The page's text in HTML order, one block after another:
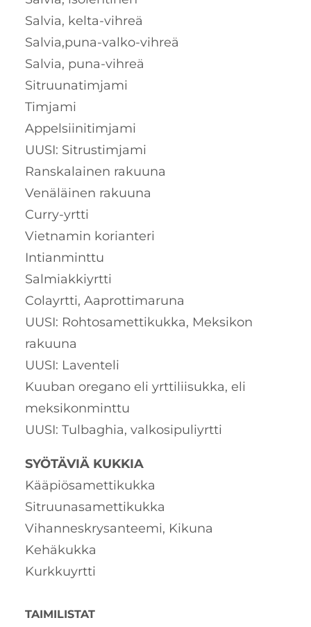
Salvia, kelta-vihreä
Salvia,puna-valko-vihreä
Salvia, puna-vihreä
Sitruunatimjami
Timjami
Appelsiinitimjami
UUSI: Sitrustimjami
Ranskalainen rakuuna
Venäläinen rakuuna
Curry-yrtti
Vietnamin korianteri
Intianminttu
Salmiakkiyrtti
Colayrtti, Aaprottimaruna
UUSI: Rohtosamettikukka, Meksikon
rakuuna
UUSI: Laventeli
Kuuban oregano eli yrttiliisukka, eli
meksikonminttu
UUSI: Tulbaghia, valkosipuliyrtti
SYÖTÄVIÄ KUKKIA
Kääpiösamettikukka
Sitruunasamettikukka
Vihanneskrysanteemi, Kikuna
Kehäkukka
Kurkkuyrtti
TAIMILISTAT